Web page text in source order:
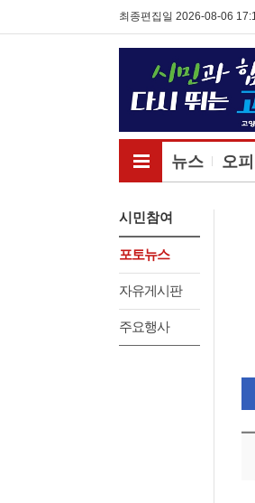
최종편집일 2026-08-06
뉴스 오
전체메뉴보기
시민참여
포토뉴스
자유게시판
주요행사